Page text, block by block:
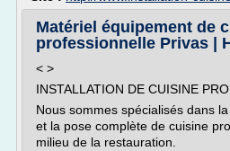
Matériel équipement de
professionnelle Privas |
< >
INSTALLATION DE CUISINE
Nous sommes spécialisés dans
et la pose complète de cuisine
milieu de la restauration.